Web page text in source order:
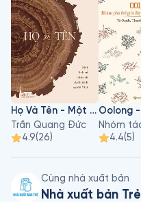
Họ Và Tên - Một Lịch Sử Nhìn Từ Danh Tính Người Việt
Trần Quang Đức
4.9(26)
4.4(5)
Cùng nhà xuất bản
Nhà xuất bản Trẻ